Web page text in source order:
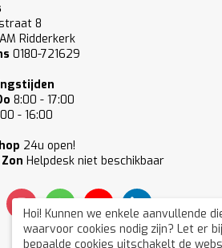
8
Ridderkerk
0180-721629
8:00 - 17:00
- 16:00
24u open!
Helpdesk niet beschikbaar
Hoi! Kunnen we enkele aanvullende
waarvoor cookies nodig zijn? Let er
bepaalde cookies uitschakelt de